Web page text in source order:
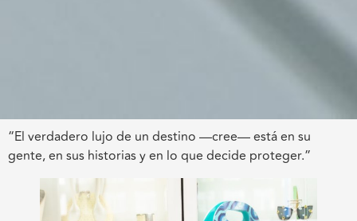
“El verdadero lujo de un destino —cree— está en su
gente, en sus historias y en lo que decide proteger.”